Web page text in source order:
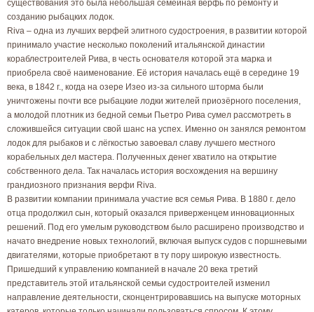
существования это была небольшая семейная верфь по ремонту и
созданию рыбацких лодок.
Riva – одна из лучших верфей элитного судостроения, в развитии которой
принимало участие несколько поколений итальянской династии
кораблестроителей Рива, в честь основателя которой эта марка и
приобрела своё наименование. Её история началась ещё в середине 19
века, в 1842 г., когда на озере Изео из-за сильного шторма были
уничтожены почти все рыбацкие лодки жителей приозёрного поселения,
а молодой плотник из бедной семьи Пьетро Рива сумел рассмотреть в
сложившейся ситуации свой шанс на успех. Именно он занялся ремонтом
лодок для рыбаков и с лёгкостью завоевал славу лучшего местного
корабельных дел мастера. Полученных денег хватило на открытие
собственного дела. Так началась история восхождения на вершину
грандиозного признания верфи Riva.
В развитии компании принимала участие вся семья Рива. В 1880 г. дело
отца продолжил сын, который оказался приверженцем инновационных
решений. Под его умелым руководством было расширено производство и
начато внедрение новых технологий, включая выпуск судов с поршневыми
двигателями, которые приобретают в ту пору широкую известность.
Пришедший к управлению компанией в начале 20 века третий
представитель этой итальянской семьи судостроителей изменил
направление деятельности, сконцентрировавшись на выпуске моторных